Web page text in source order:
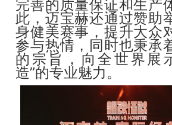
完善的质量保证和生产
此，迈宝赫还通过赞助
身健美赛事，提升大众
参与热情，同时也秉承
的宗旨，向全世界展
造”的专业魅力。